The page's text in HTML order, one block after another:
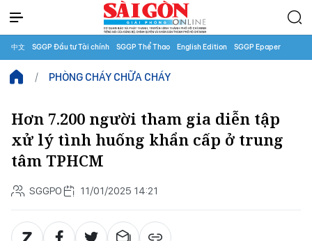
中文 SGGP Đầu tư Tài chính SGGP Thể Thao English Edition SGGP Epaper
PHÒNG CHÁY CHỮA CHÁY
Hơn 7.200 người tham gia diễn tập
xử lý tình huống khẩn cấp ở trung
tâm TPHCM
SGGPO 11/01/2025 14:21